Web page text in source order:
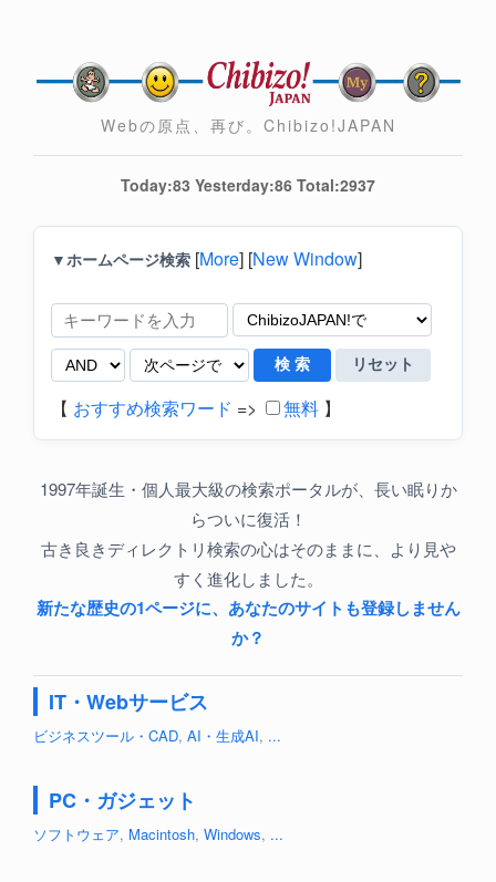
Webの原点、再び。Chibizo!JAPAN
Today:83 Yesterday:86 Total:2937
▼ホームページ検索 [More] [New Window]
【 おすすめ検索ワード => 無料 】
1997年誕生・個人最大級の検索ポータルが、長い眠りか
らついに復活！
古き良きディレクトリ検索の心はそのままに、より見や
すく進化しました。
新たな歴史の1ページに、あなたのサイトも登録しません
か？
IT・Webサービス
ビジネスツール・CAD, AI・生成AI, ...
PC・ガジェット
ソフトウェア, Macintosh, Windows, ...